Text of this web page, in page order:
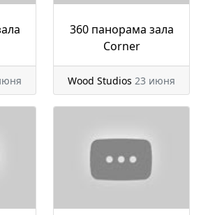
360 панорама зала
Corner
Wood Studios 23 июня